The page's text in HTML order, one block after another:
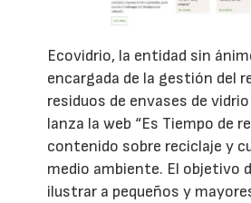
Ecovidrio, la entidad sin
encargada de la gestión del
residuos de envases de
lanza la web “Es Tiempo de
contenido sobre reciclaje y
medio ambiente. El objetivo
ilustrar a pequeños y